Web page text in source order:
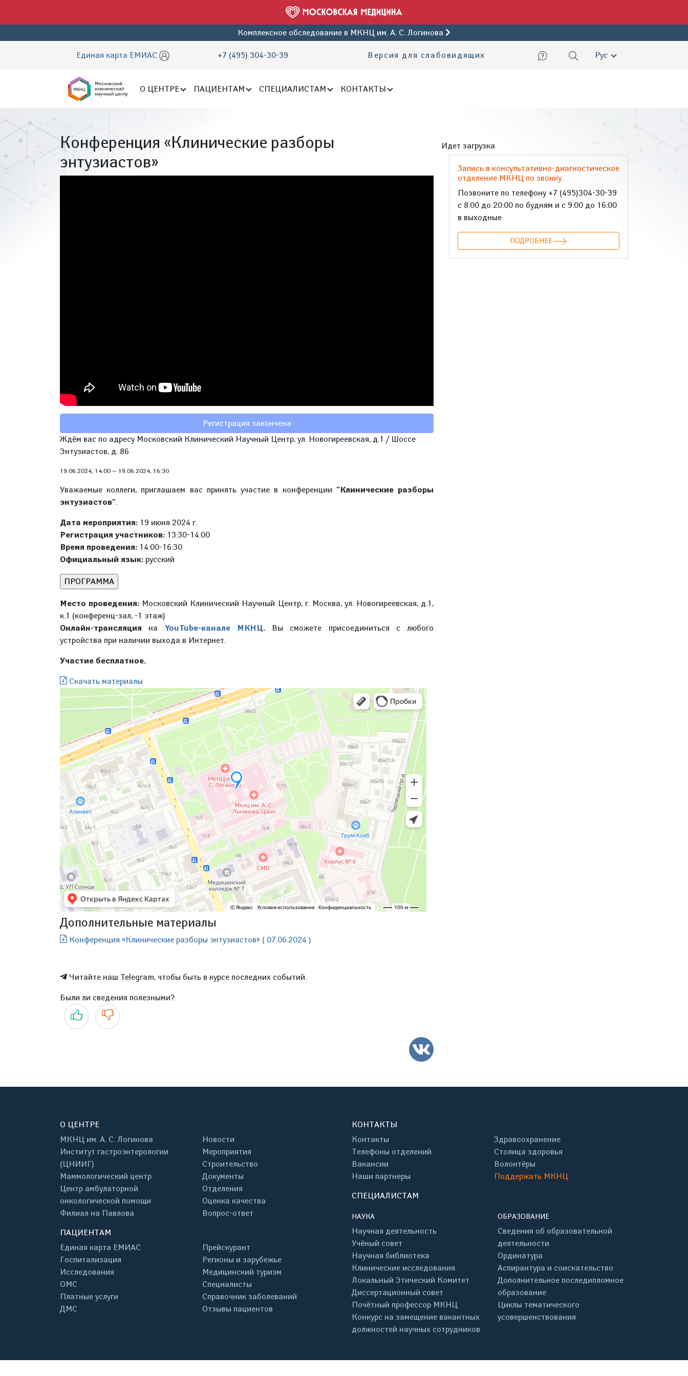
Комплексное обследование в МКНЦ им. А. С. Логинова
Единая карта ЕМИАС +7 (495) 304-30-39 Версия для слабовидящих Русский
О ЦЕНТРЕ ПАЦИЕНТАМ СПЕЦИАЛИСТАМ КОНТАКТЫ
Конференция «Клинические разборы
энтузиастов»
Регистрация закончена
Ждём вас по адресу Московский Клинический Научный Центр, ул. Новогиреевская, д.1 / Шоссе
Энтузиастов, д. 86
19.06.2024, 14:00 — 19.06.2024, 16:30
Уважаемые коллеги, приглашаем вас принять участие в конференции "Клинические разборы
энтузиастов".
Дата мероприятия: 19 июня 2024 г.
Регистрация участников: 13:30-14:00
Время проведения: 14:00-16:30
Официальный язык: русский
Место проведения: Московский Клинический Научный Центр, г. Москва, ул. Новогиреевская, д.1,
к.1 (конференц-зал, -1 этаж)
Онлайн-трансляция на YouTube-канале МКНЦ.
Вы сможете присоединиться с любого
устройства при наличии выхода в Интернет.
Участие бесплатное.
Скачать материалы
Дополнительные материалы
Конференция «Клинические разборы энтузиастов» ( 07.06.2024 )
Читайте наш Telegram, чтобы быть в курсе последних событий.
Были ли сведения полезными?
Да Нет
ВКонтакте
Идет загрузка
Запись в консультативно-диагностическое
отделение МКНЦ по звонку
Позвоните по телефону +7 (495)304-30-39
с 8:00 до 20:00 по будням и с 9:00 до 16:00
в выходные
ПОДРОБНЕЕ
О ЦЕНТРЕ
МКНЦ им. А. С. Логинова
Институт гастроэнтерологии
(ЦНИИГ)
Маммологический центр
Центр амбулаторной
онкологической помощи
Филиал на Павлова
Новости
Мероприятия
Строительство
Документы
Отделения
Оценка качества
Вопрос-ответ
ПАЦИЕНТАМ
Единая карта ЕМИАС
Госпитализация
Исследования
ОМС
Платные услуги
ДМС
Прейскурант
Регионы и зарубежье
Медицинский туризм
Специалисты
Справочник заболеваний
Отзывы пациентов
КОНТАКТЫ
Контакты
Телефоны отделений
Вакансии
Наши партнеры
Здравоохранение
Столица здоровья
Волонтёры
Поддержать МКНЦ
СПЕЦИАЛИСТАМ
НАУКА
Научная деятельность
Учёный совет
Научная библиотека
Клинические исследования
Локальный Этический Комитет
Диссертационный совет
Почётный профессор МКНЦ
Конкурс на замещение вакантных
должностей научных сотрудников
ОБРАЗОВАНИЕ
Сведения об образовательной
деятельности
Ординатура
Аспирантура и соискательство
Дополнительное последипломное
образование
Циклы тематического
усовершенствования